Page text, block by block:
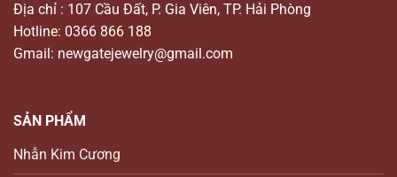
Địa chỉ : 107 Cầu Đất, P. Gia Viên, TP. Hải Phòng
Hotline: 0366 866 188
Gmail: newgatejewelry@gmail.com
SẢN PHẨM
Nhẫn Kim Cương